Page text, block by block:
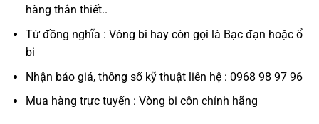
hàng thân thiết..
Từ đồng nghĩa : Vòng bi hay còn gọi là Bạc đạn hoặc ổ
bi
Nhận báo giá, thông số kỹ thuật liên hệ : 0968 98 97 96
Mua hàng trực tuyến : Vòng bi côn chính hãng